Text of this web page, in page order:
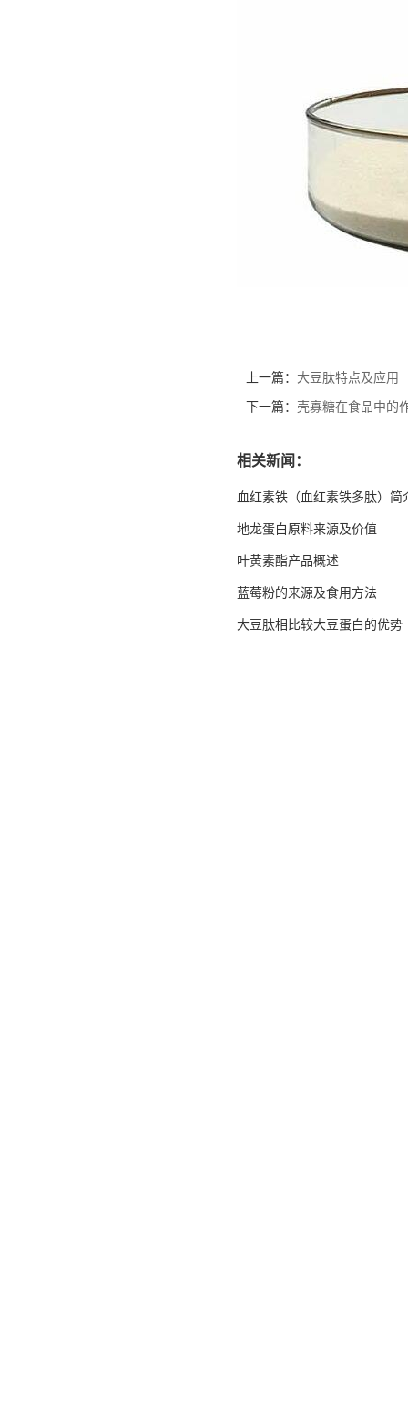
上一篇： 大豆肽特点及应用
下一篇： 壳寡糖在食品中的
相关新闻：
血红素铁（血红素铁多肽）简
地龙蛋白原料来源及价值
叶黄素酯产品概述
蓝莓粉的来源及食用方法
大豆肽相比较大豆蛋白的优势